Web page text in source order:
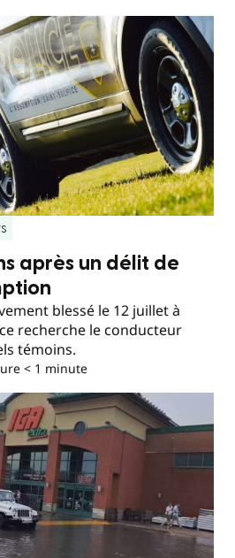
après un délit de
blessé le 12 juillet à
recherche le conducteur
témoins.
< 1 minute